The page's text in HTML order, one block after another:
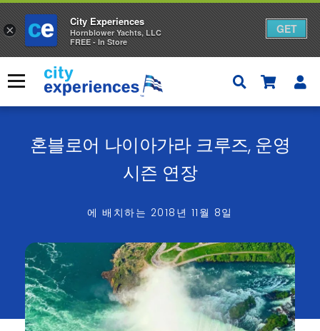
로
메뉴
혼블로어 나이아가라 크루즈, 운영
시즌 연장
에 배치하는 2018년 11월 8일
×
City Experiences
Hornblower Yachts, LLC
FREE - In Store
GET